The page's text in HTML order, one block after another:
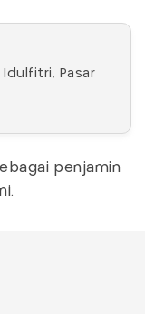
Idulfitri, Pasar
penjamin